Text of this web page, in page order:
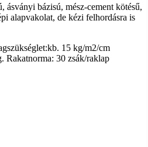
ásványi bázisú, mész-cement kötésű,
alapvakolat, de kézi felhordásra is
15 kg/m2/cm
Rakatnorma: 30 zsák/raklap